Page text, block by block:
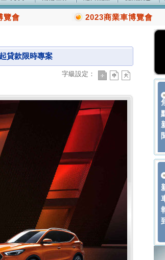
覽會 2023商業車博覽會
貸款限時專案
字級設定：